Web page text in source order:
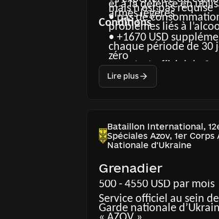
mais n’est pas requise
• pas de
problèmes liés à
et à la défense en
armes légères
Conditions
• +1670 USD
chaque période de 30
zéro
• contrat officiel de 3
après 6 mois)
• période d’essai de 2
• formation continue
les missions
• fourniture
haute qualité et
constant
• indemnisation
médical et
blessure via Azov.Care
gestionnaires de cas
• congés annuels
Lire plus
Bataillon International,
Spéciales Azov, 1er Corps
Nationale d'Ukraine
Grenadier
500 - 4550 USD par mois
Service officiel au sein
Garde nationale